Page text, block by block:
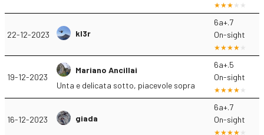
22-12-2023 kl3r
6a+.7
On-sight
19-12-2023
Mariano Ancillai
Unta e delicata sotto, piacevole sopra
6a+.5
On-sight
16-12-2023 giada
6a+.7
On-sight